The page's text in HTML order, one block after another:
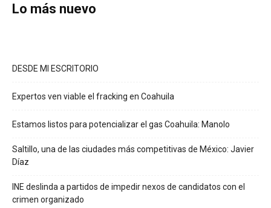
Lo más nuevo
DESDE MI ESCRITORIO
Expertos ven viable el fracking en Coahuila
Estamos listos para potencializar el gas Coahuila: Manolo
Saltillo, una de las ciudades más competitivas de México: Javier
Díaz
INE deslinda a partidos de impedir nexos de candidatos con el
crimen organizado